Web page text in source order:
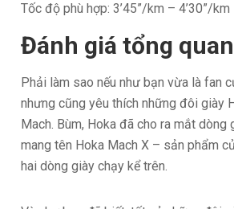
Tốc độ phù hợp: 3’45”/km – 4’30”/km
Đánh giá tổng quan
Phải làm sao nếu như bạn vừa là fan
nhưng cũng yêu thích những đôi giày
Mach. Bùm, Hoka đã cho ra mắt dòng
mang tên Hoka Mach X – sản phẩm
hai dòng giày chạy kể trên.